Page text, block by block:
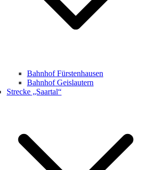
Bahnhof Fürstenhausen
Bahnhof Geislautern
Strecke „Saartal“